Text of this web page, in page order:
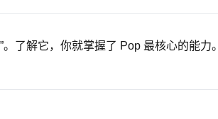
了解它，你就掌握了 Pop 最核心的能力。